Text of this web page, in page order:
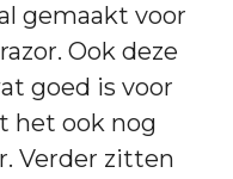
gemaakt voor
Ook deze
goed is voor
het ook nog
Verder zitten